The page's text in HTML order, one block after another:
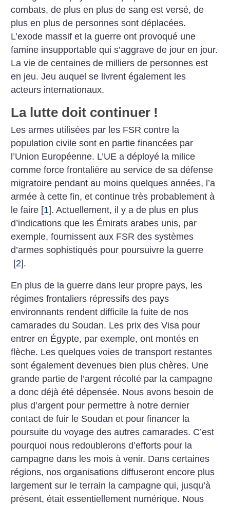
combats, de plus en plus de sang est versé, de
plus en plus de personnes sont déplacées.
L’exode massif et la guerre ont provoqué une
famine insupportable qui s’aggrave de jour en jour.
La vie de centaines de milliers de personnes est
en jeu. Jeu auquel se livrent également les
acteurs internationaux.
La lutte doit continuer !
Les armes utilisées par les FSR contre la
population civile sont en partie financées par
l’Union Européenne. L’UE a déployé la milice
comme force frontalière au service de sa défense
migratoire pendant au moins quelques années, l’a
armée à cette fin, et continue très probablement à
le faire [1]. Actuellement, il y a de plus en plus
d’indications que les Émirats arabes unis, par
exemple, fournissent aux FSR des systèmes
d’armes sophistiqués pour poursuivre la guerre
[2].
En plus de la guerre dans leur propre pays, les
régimes frontaliers répressifs des pays
environnants rendent difficile la fuite de nos
camarades du Soudan. Les prix des Visa pour
entrer en Égypte, par exemple, ont montés en
flèche. Les quelques voies de transport restantes
sont également devenues bien plus chères. Une
grande partie de l’argent récolté par la campagne
a donc déjà été dépensée. Nous avons besoin de
plus d’argent pour permettre à notre dernier
contact de fuir le Soudan et pour financer la
poursuite du voyage des autres camarades. C’est
pourquoi nous redoublerons d’efforts pour la
campagne dans les mois à venir. Dans certaines
régions, nos organisations diffuseront encore plus
largement sur le terrain la campagne qui, jusqu’à
présent, était essentiellement numérique. Nous